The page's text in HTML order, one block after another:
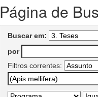
Página de
Buscar em:
por
Filtros correntes: